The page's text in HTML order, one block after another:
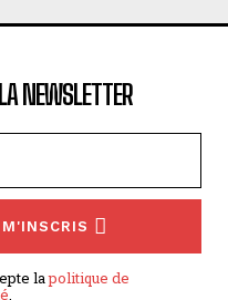
NEWSLETTER
lapolitique de